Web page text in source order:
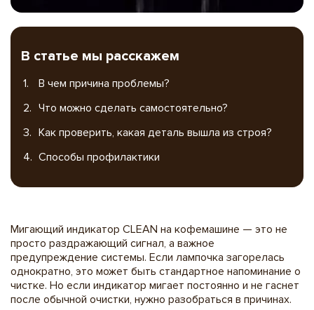
В статье мы расскажем
В чем причина проблемы?
Что можно сделать самостоятельно?
Как проверить, какая деталь вышла из строя?
Способы профилактики
Мигающий индикатор CLEAN на кофемашине — это не
просто раздражающий сигнал, а важное
предупреждение системы. Если лампочка загорелась
однократно, это может быть стандартное напоминание о
чистке. Но если индикатор мигает постоянно и не гаснет
после обычной очистки, нужно разобраться в причинах.